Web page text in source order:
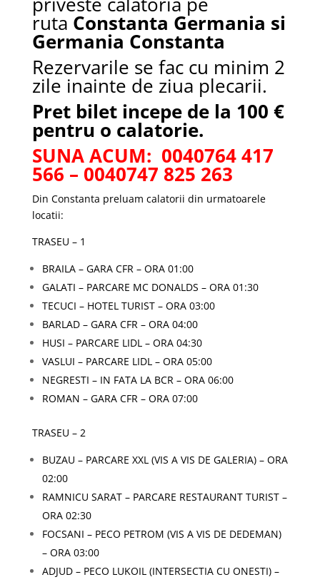
ruta Constanta Germania si
Germania Constanta
Rezervarile se fac cu minim 2
zile inainte de ziua plecarii.
Pret bilet incepe de la 100 €
pentru o calatorie.
SUNA ACUM: 0040764 417
566 – 0040747 825 263
Din Constanta preluam calatorii din urmatoarele
locatii:
TRASEU – 1
BRAILA – GARA CFR – ORA 01:00
GALATI – PARCARE MC DONALDS – ORA 01:30
TECUCI – HOTEL TURIST – ORA 03:00
BARLAD – GARA CFR – ORA 04:00
HUSI – PARCARE LIDL – ORA 04:30
VASLUI – PARCARE LIDL – ORA 05:00
NEGRESTI – IN FATA LA BCR – ORA 06:00
ROMAN – GARA CFR – ORA 07:00
TRASEU – 2
BUZAU – PARCARE XXL (VIS A VIS DE GALERIA) – ORA
02:00
RAMNICU SARAT – PARCARE RESTAURANT TURIST –
ORA 02:30
FOCSANI – PECO PETROM (VIS A VIS DE DEDEMAN)
– ORA 03:00
ADJUD – PECO LUKOIL (INTERSECTIA CU ONESTI) –